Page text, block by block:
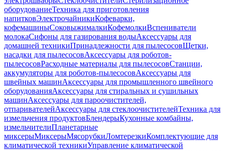
оборудованиеТехника для приготовления
напитковЭлектрочайникиКофеварки,
кофемашиныСоковыжималкиКофемолкиВспениватели
молокаСифоны для газирования водыАксессуары для
домашней техникиПринадлежности для пылесосовЩетки,
насадки для пылесосовАксессуары для роботов-
пылесосовРасходные материалы для пылесосовСтанции,
аккумуляторы для роботов-пылесосовАксессуары для
швейных машинАксессуары для промышленного швейного
оборудованияАксессуары для стиральных и сушильных
машинАксессуары для пароочистителей,
отпаривателейАксессуары для стеклоочистителейТехника для
измельчения продуктовБлендерыКухонные комбайны,
измельчителиПланетарные
миксерыМиксерыМясорубкиЛомтерезкиКомплектующие для
климатической техникиУправление климатической